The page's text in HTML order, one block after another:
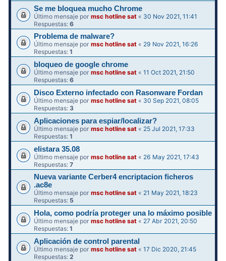
Se me bloquea mucho Chrome
Último mensaje pormsc hotline sat « 30 Nov 2021, 11:41
Respuestas:6
Problema de malware?
Último mensaje pormsc hotline sat « 29 Nov 2021, 16:26
Respuestas:1
bloqueo de google chrome
Último mensaje pormsc hotline sat «11 Oct 2021, 21:50
Respuestas:6
Disco Externo infectado con Rasonware Fordan
Último mensaje pormsc hotline sat « 30 Sep 2021, 08:05
Respuestas:3
Aplicaciones para espiar/localizar?
Último mensaje pormsc hotline sat « 25 Jul 2021, 17:33
Respuestas:1
elistara 35.08
Último mensaje pormsc hotline sat « 26 May 2021, 17:43
Respuestas:7
Nueva variante Cerber4 encriptacion ficheros
.ac8e
Último mensaje pormsc hotline sat « 21 May 2021, 18:23
Respuestas: 5
Hola, como podría proteger una lo máximo posible
Último mensaje pormsc hotline sat « 27 Abr 2021, 20:50
Respuestas:1
Aplicación de control parental
Último mensaje pormsc hotline sat «17 Dic 2020, 21:45
Respuestas:2